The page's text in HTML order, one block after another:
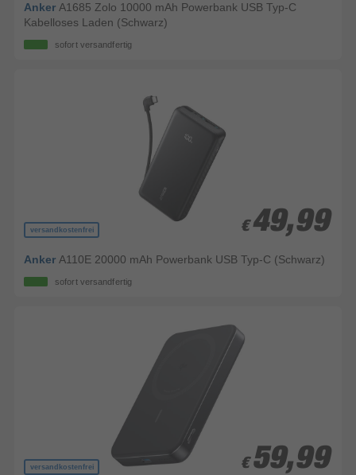
Anker A1685 Zolo 10000 mAh Powerbank USB Typ-C
Kabelloses Laden (Schwarz)
sofort versandfertig
versandkostenfrei € 49,99
€ 49,99
Anker A110E 20000 mAh Powerbank USB Typ-C (Schwarz)
sofort versandfertig
versandkostenfrei € 59,99
€ 59,99